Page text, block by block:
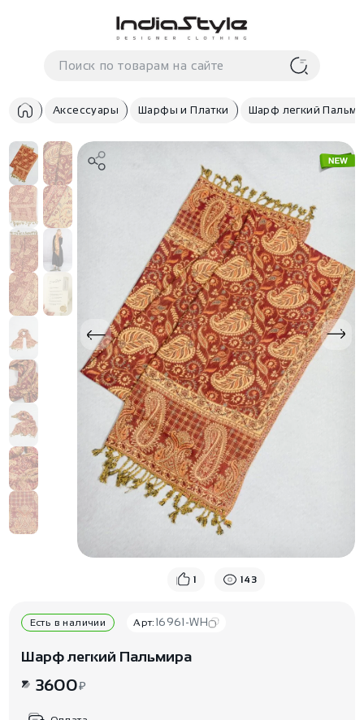
Корзина
В корзиненеттоваров
Корзина покупок пуста..
Аксессуары Шарфы и Платки Шарф легкий
1 143
Есть в наличии Арт: 16961-WH
Шарф легкий Пальмира
3600₽